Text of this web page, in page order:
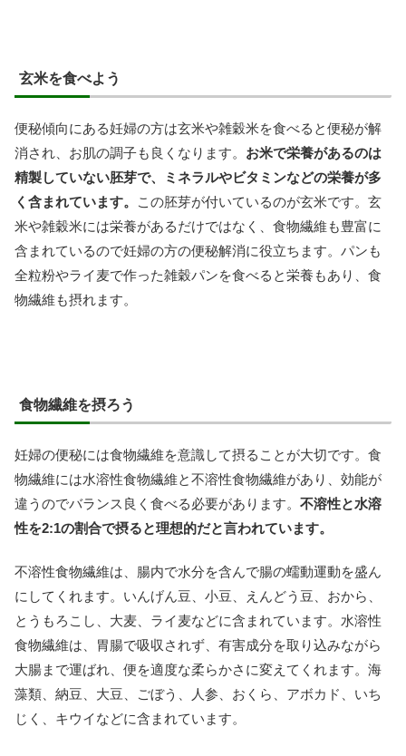
玄米を食べよう
便秘傾向にある妊婦の方は玄米や雑穀米を食べると便秘が解
消され、お肌の調子も良くなります。 お米で栄養があるのは
精製していない胚芽で、ミネラルやビタミンなどの栄養が多
く含まれています。
この胚芽が付いているのが玄米です。玄
米や雑穀米には栄養があるだけではなく、食物繊維も豊富に
含まれているので妊婦の方の便秘解消に役立ちます。パンも
全粒粉やライ麦で作った雑穀パンを食べると栄養もあり、食
物繊維も摂れます。
食物繊維を摂ろう
妊婦の便秘には食物繊維を意識して摂ることが大切です。食
物繊維には水溶性食物繊維と不溶性食物繊維があり、効能が
違うのでバランス良く食べる必要があります。 不溶性と水溶
性を2:1の割合で摂ると理想的だと言われています。
不溶性食物繊維は、腸内で水分を含んで腸の蠕動運動を盛ん
にしてくれます。いんげん豆、小豆、えんどう豆、おから、
とうもろこし、大麦、ライ麦などに含まれています。水溶性
食物繊維は、胃腸で吸収されず、有害成分を取り込みながら
大腸まで運ばれ、便を適度な柔らかさに変えてくれます。海
藻類、納豆、大豆、ごぼう、人参、おくら、アボカド、いち
じく、キウイなどに含まれています。